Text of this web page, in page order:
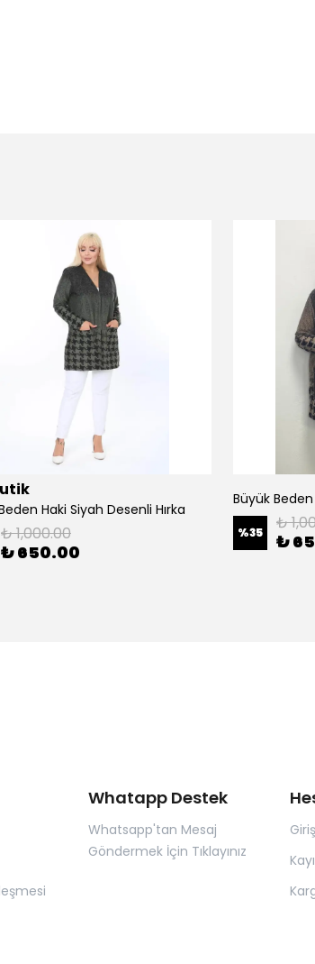
Haki Siyah Desenli Hırka
₺ 1,000.00
₺ 650.00
Büyük
%35 ₺
₺
Whatapp Destek
Whatsapp'tan Mesaj
Göndermek İçin Tıklayınız